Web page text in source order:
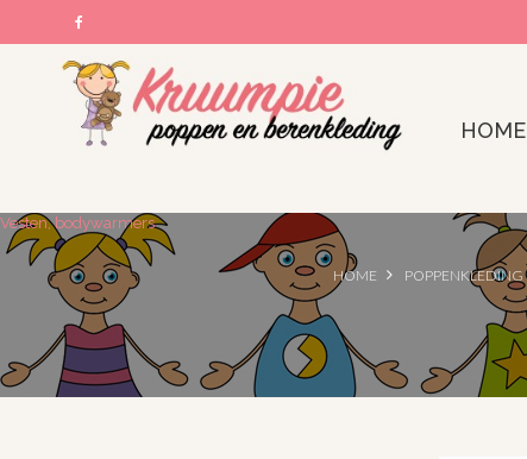
HOME
Vesten, bodywarmers
HOME POPPENKLEDING